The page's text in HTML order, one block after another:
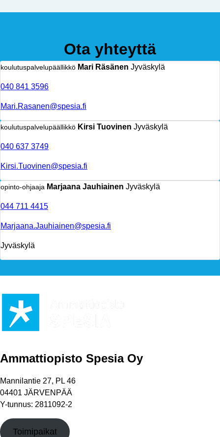
Ota yhteyttä
koulutuspalvelupäällikkö Mari Räsänen Jyväskylä
040 841 3596
Mari.Rasanen@spesia.fi
koulutuspalvelupäällikkö Kirsi Tuovinen Jyväskylä
040 637 3749
Kirsi.Tuovinen@spesia.fi
opinto-ohjaaja Marjaana Jauhiainen Jyväskylä
044 711 4415
Marjaana.Jauhiainen@spesia.fi
Jyväskylä
Ammattiopisto Spesia Oy
Mannilantie 27, PL 46
04401 JÄRVENPÄÄ
Y-tunnus: 2811092-2
Toimipaikat